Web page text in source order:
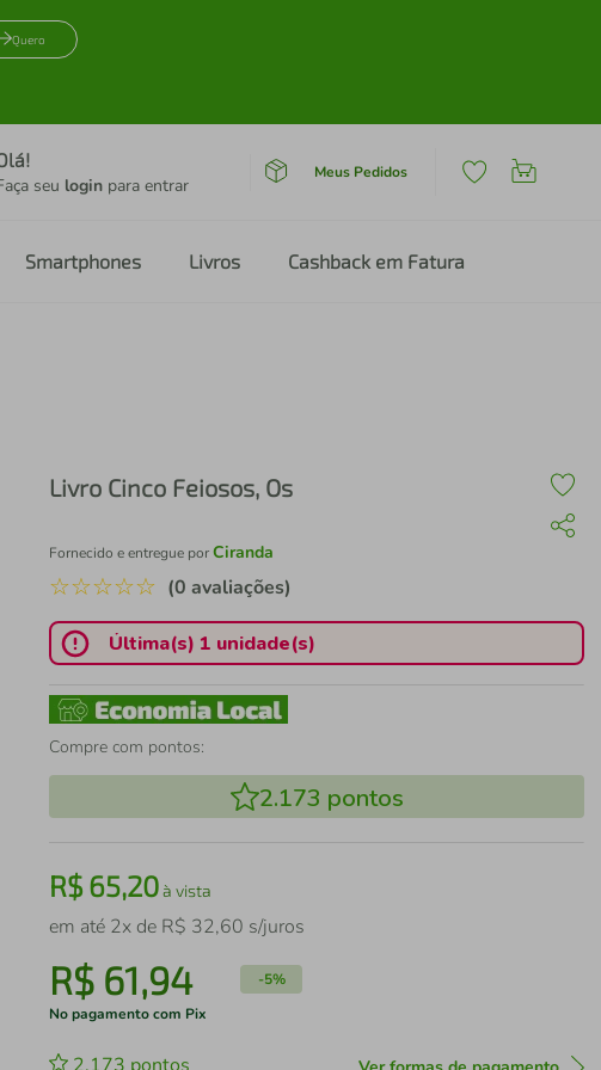
Quero
seu login para entrar
Meus Pedidos
Smartphones Livros Cashback em Fatura
Livro Cinco Feiosos, Os
Fornecido e entregue porCiranda
☆☆☆☆☆ (0 avaliações)
Última(s) 1 unidade(s)
Compre com pontos:
2.173 pontos
R$65,20à vista
em até 2x de R$ 32,60 s/juros
R$ 61,94 -5%
No pagamento com Pix